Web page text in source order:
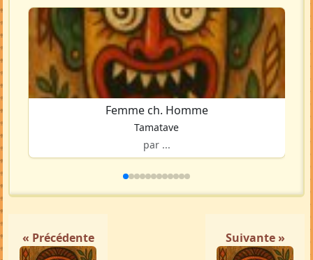
Femme ch. Homme
Tamatave
par ...
« Précédente Suivante »